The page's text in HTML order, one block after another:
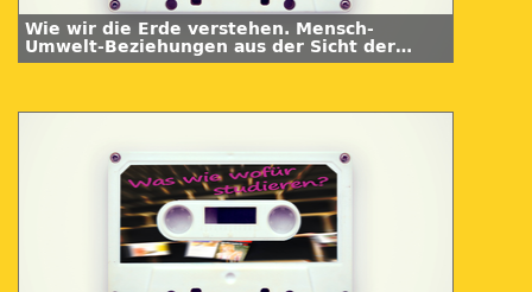
Wie wir die Erde verstehen. Mensch-
Umwelt-Beziehungen aus der Sicht der
Geographie